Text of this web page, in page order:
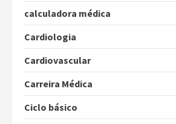
calculadora médica
Cardiologia
Cardiovascular
Carreira Médica
Ciclo básico